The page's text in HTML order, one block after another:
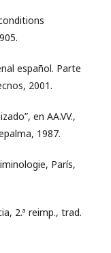
español. Parte
2001.
en AA.VV.,
1987.
París,
2.ª reimp., trad.